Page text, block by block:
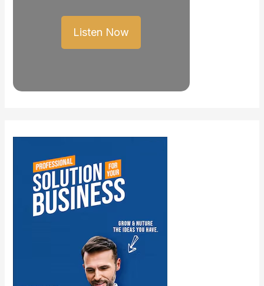
Listen Now